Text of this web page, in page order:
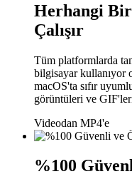
Herhangi
Çalışır
Tüm platformlarda
bilgisayar kullanıyor
macOS'ta sıfır
görüntüleri ve
Videodan MP4'e
%100